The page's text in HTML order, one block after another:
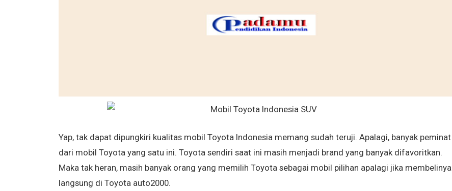
Yap, tak dapat dipungkiri kualitas mobil Toyota Indonesia memang sudah teruji. Apalagi, banyak peminat
dari mobil Toyota yang satu ini. Toyota sendiri saat ini masih menjadi brand yang banyak difavoritkan.
Maka tak heran, masih banyak orang yang memilih Toyota sebagai mobil pilihan apalagi jika membelinya
langsung di Toyota auto2000.